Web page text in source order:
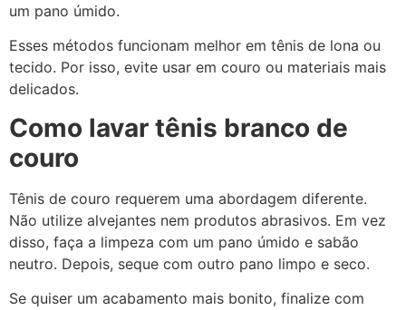
um pano úmido.
Esses métodos funcionam melhor em tênis de lona ou
tecido. Por isso, evite usar em couro ou materiais mais
delicados.
Como lavar tênis branco de
couro
Tênis de couro requerem uma abordagem diferente.
Não utilize alvejantes nem produtos abrasivos. Em vez
disso, faça a limpeza com um pano úmido e sabão
neutro. Depois, seque com outro pano limpo e seco.
Se quiser um acabamento mais bonito, finalize com